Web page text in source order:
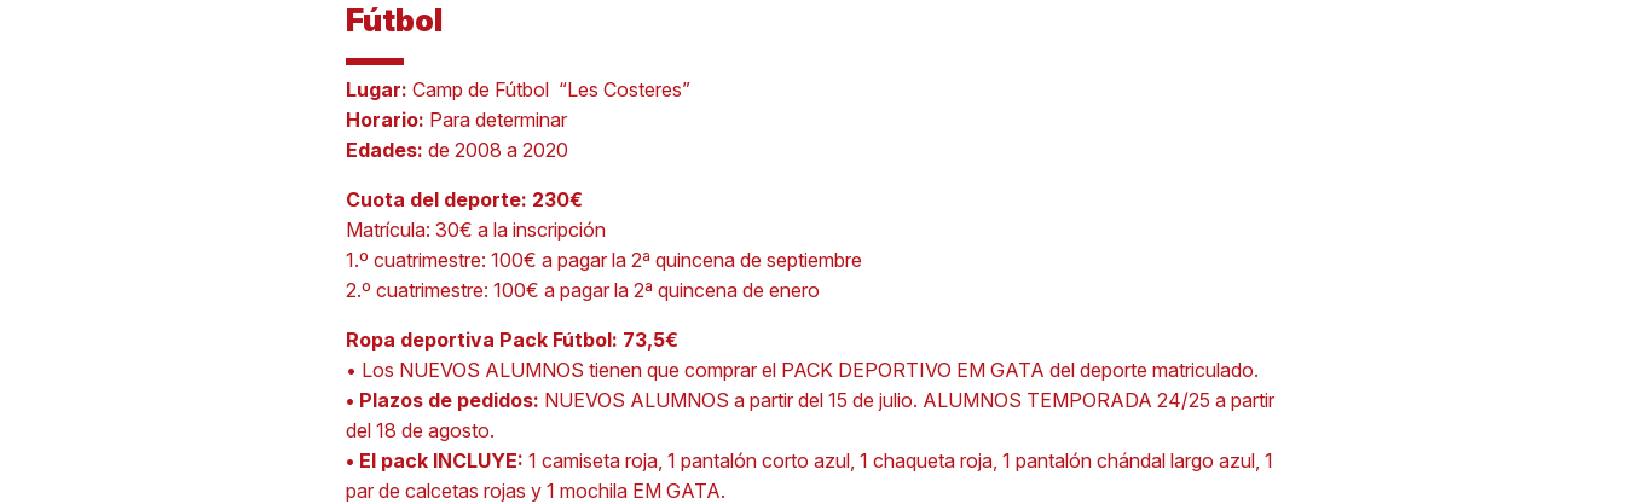
Fútbol
Lugar: Camp de Fútbol “Les Costeres”
Horario: Para determinar
Edades: de 2008 a 2020
Cuota del deporte: 230€
Matrícula: 30€ a la inscripción
1.º cuatrimestre: 100€ a pagar la 2ª quincena de septiembre
2.º cuatrimestre: 100€ a pagar la 2ª quincena de enero
Ropa deportiva Pack Fútbol: 73,5€
• Los NUEVOS ALUMNOS tienen que comprar el PACK DEPORTIVO EM GATA del deporte matriculado.
• Plazos de pedidos: NUEVOS ALUMNOS a partir del 15 de julio. ALUMNOS TEMPORADA 24/25 a partir
del 18 de agosto.
• El pack INCLUYE: 1 camiseta roja, 1 pantalón corto azul, 1 chaqueta roja, 1 pantalón chándal largo azul, 1
par de calcetas rojas y 1 mochila EM GATA.